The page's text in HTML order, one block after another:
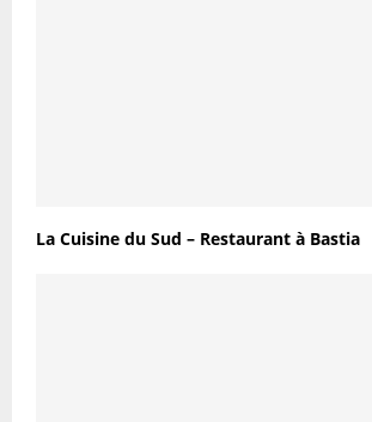
La Cuisine du Sud – Restaurant à Bastia